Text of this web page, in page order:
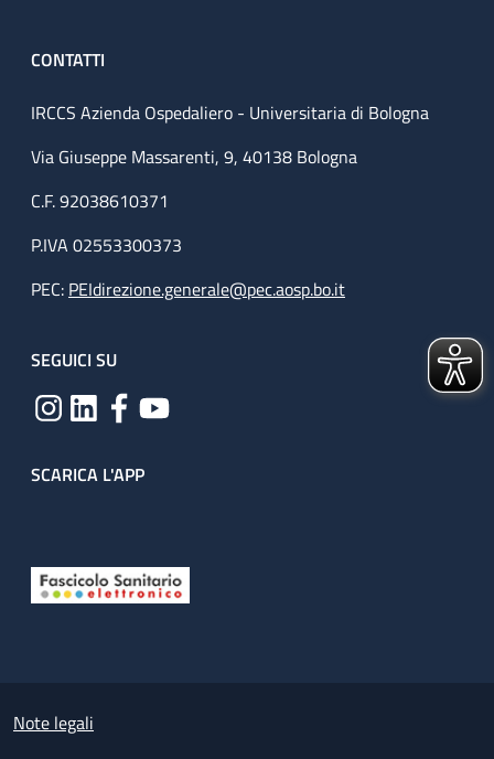
CONTATTI
IRCCS Azienda Ospedaliero - Universitaria di Bologna
Via Giuseppe Massarenti, 9, 40138 Bologna
C.F. 92038610371
P.IVA 02553300373
PEC: PEIdirezione.generale@pec.aosp.bo.it
SEGUICI SU
SCARICA L'APP
Small prints
Note legali